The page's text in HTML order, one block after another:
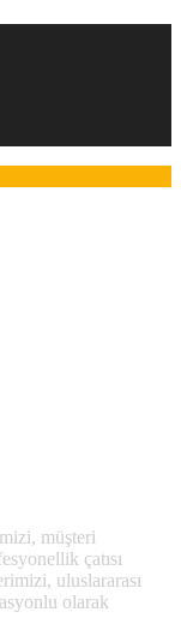
müşteri
çatısı
uluslararası
olarak